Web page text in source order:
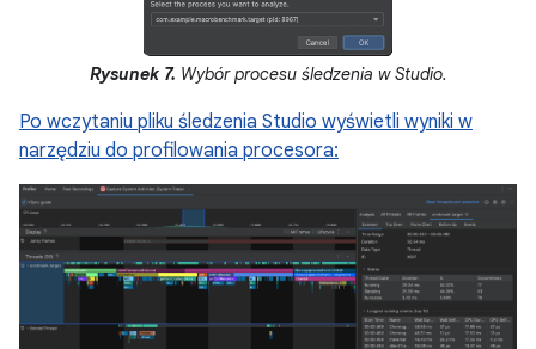
Rysunek 7. Wybór procesu śledzenia w Studio.
Po wczytaniu pliku śledzenia Studio wyświetli wyniki w
narzędziu do profilowania procesora: